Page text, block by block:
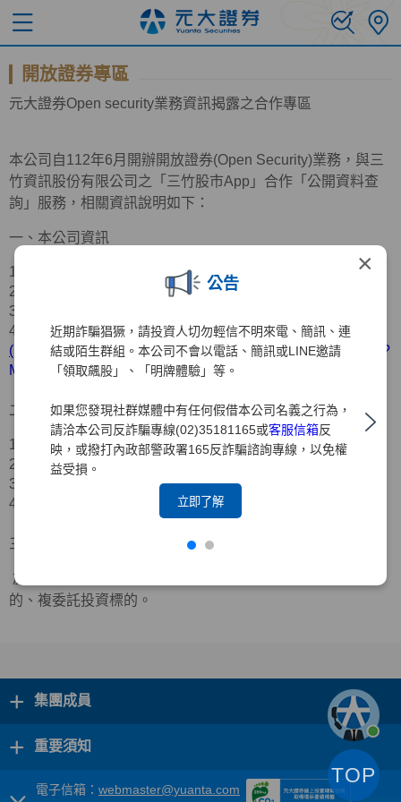
×
公告
近期詐騙猖獗，請投資人切勿輕信不明來電、簡訊、連
結或陌生群組。本公司不會以電話、簡訊或LINE邀請
「領取飆股」、「明牌體驗」等。
如果您發現社群媒體中有任何假借本公司名義之行為，
請洽本公司反詐騙專線(02)35181165或客服信箱反
映，或撥打內政部警政署165反詐騙諮詢專線，以免權
益受損。
立即了解
開放證券專區
元大證券Open security業務資訊揭露之合作專區
本公司自112年6月開辦開放證券(Open Security)業務，與三
竹資訊股份有限公司之「三竹股市App 」合作「公開資料查
詢」服務，相關資訊說明如下：
一、本公司資訊
1.公司名稱：元大證券股份有限公司
2.公司地址：台北市中山區南京東路三段
3.服務電話：
4.營業據點：請參考官網資訊
( https://www.yuanta.com.tw/eyuanta/Securities/YuantaMap/?
MainId=00415&C1=2018040209063191&C2=&Level=1
二、合作業者資訊
1.公司名稱：三竹資訊股份有限公司
2.公司地址：台北市中山區新生北路二段
3.服務電話：
(02)2563-9999
4.官方網站：
https://www.mitake.com.tw/
三、合作範圍
於「三竹股市
的、複委託投資標的。
+ 集團成員
+ 重要須知
電子信箱： webmaster@yuanta.com
TOP